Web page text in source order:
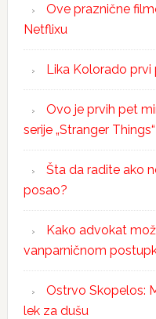
Ove praznične
Netflixu
Lika Kolorado prvi
Ovo je prvih pet
serije „Stranger
Šta da radite ako
posao?
Kako advokat
vanparničnom
Ostrvo Skopelos:
lek za dušu